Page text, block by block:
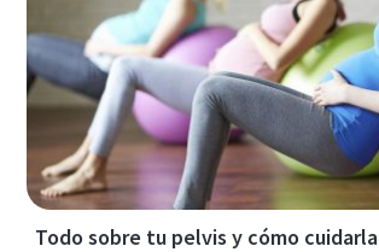
Todo sobre tu pelvis y cómo cuidarla